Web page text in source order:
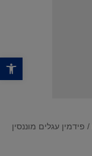
פתח סרגל נגישות
/ פידמין עגלים מוננסין